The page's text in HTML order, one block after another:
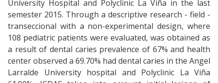
University Hospital and Polyclinic La Viña in the last
semester 2015. Through a descriptive research - field -
transeccional with a non-experimental design, where
108 pediatric patients were evaluated, was obtained as
a result of dental caries prevalence of 67% and health
center observed a 69.70% had dental caries in the Angel
Larralde University hospital and Polyclinic La Viña